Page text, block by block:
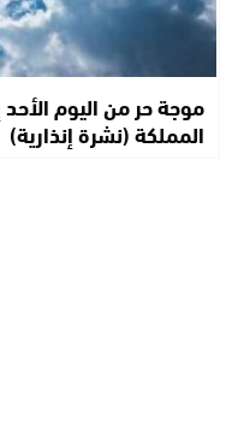
موجة حر من اليوم
المملكة (نشرة إنذارية)